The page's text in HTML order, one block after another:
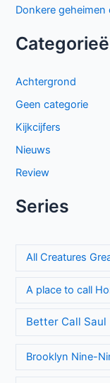
Donkere
Achtergrond
Geen categorie
Kijkcijfers
Nieuws
Review
Series
All Creatures
A place to call
Better Call Saul
Brooklyn Nine-